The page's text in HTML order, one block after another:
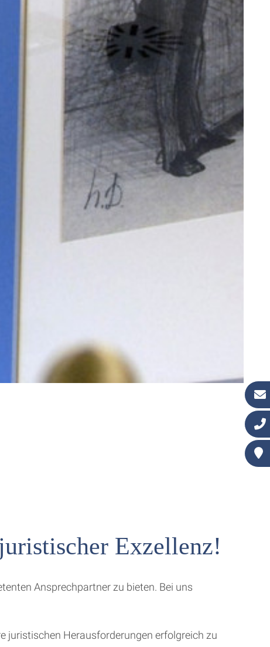
Exzellenz!
Ansprechpartner zu bieten. Bei uns
juristischen Herausforderungen erfolgreich zu